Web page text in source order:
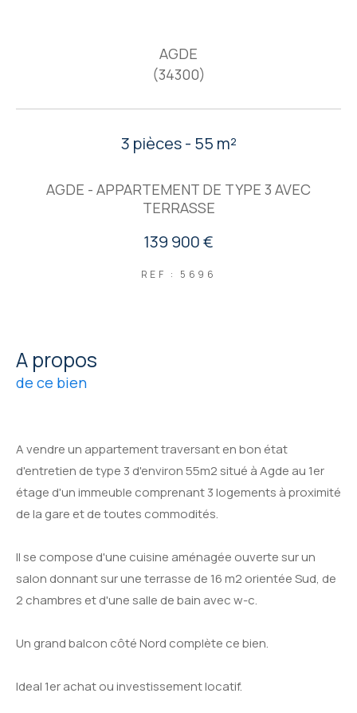
AGDE
(34300)
3 pièces - 55 m²
AGDE - APPARTEMENT DE TYPE 3 AVEC
TERRASSE
139 900 €
REF : 5696
a propos
de ce bien
A vendre un appartement traversant en bon état
d'entretien de type 3 d'environ 55m2 situé à Agde au 1er
étage d'un immeuble comprenant 3 logements à proximité
de la gare et de toutes commodités.
Il se compose d'une cuisine aménagée ouverte sur un
salon donnant sur une terrasse de 16 m2 orientée Sud, de
2 chambres et d'une salle de bain avec w-c.
Un grand balcon côté Nord complète ce bien.
Ideal 1er achat ou investissement locatif.